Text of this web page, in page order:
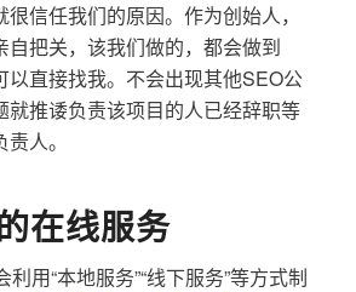
信任我们的原因。作为创始人，
自把关，该我们做的，都会做到
以直接找我。不会出现其他SEO公
就推诿负责该项目的人已经辞职等
人。
在线服务
用“本地服务”“线下服务”等方式制